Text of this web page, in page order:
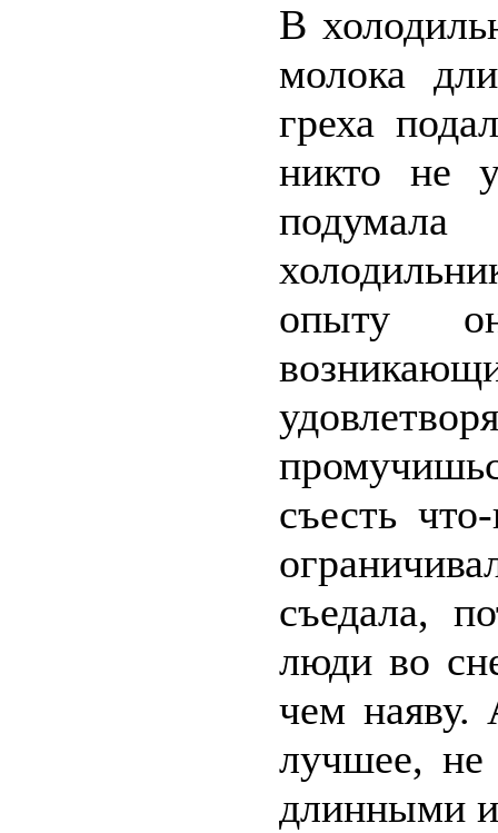
В
молока
греха
никто не
опыту
съесть
съедала,
люди во
чем наяву.
лучшее, не
длинными и